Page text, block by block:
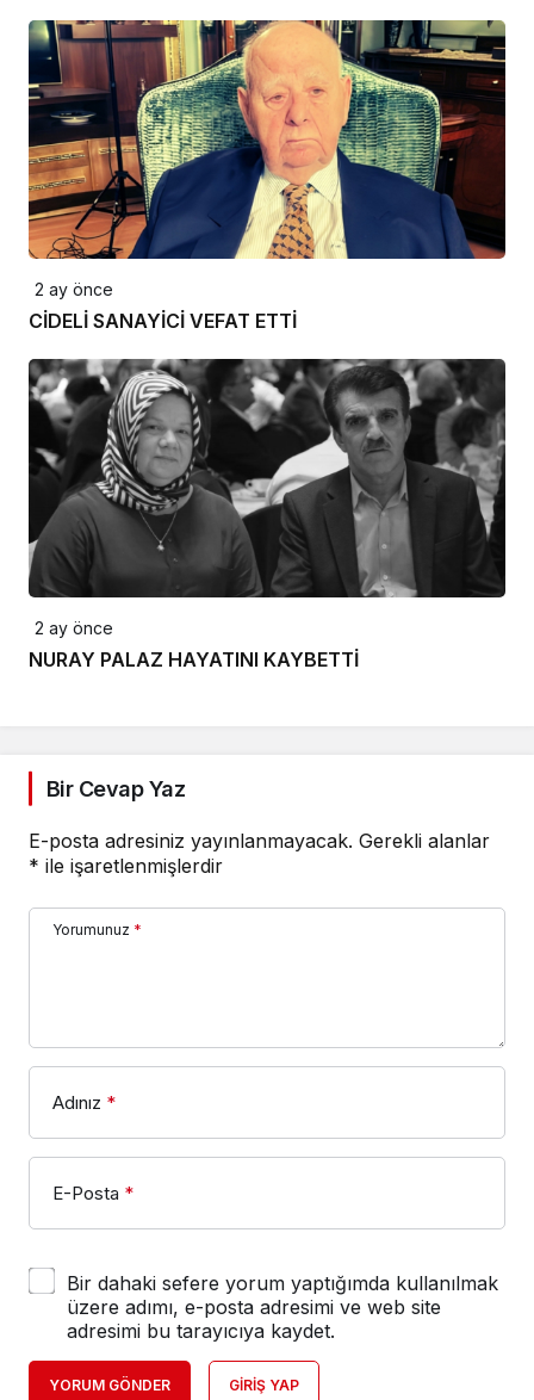
2 ay önce
CİDELİ SANAYİCİ VEFAT ETTİ
2 ay önce
NURAY PALAZ HAYATINI KAYBETTİ
Bir Cevap Yaz
E-posta adresiniz yayınlanmayacak. Gerekli alanlar
* ile işaretlenmişlerdir
Yorumunuz *
Adınız *
E-Posta *
Bir dahaki sefere yorum yaptığımda kullanılmak
üzere adımı, e-posta adresimi ve web site
adresimi bu tarayıcıya kaydet.
YORUM GÖNDER GIRIŞ YAP